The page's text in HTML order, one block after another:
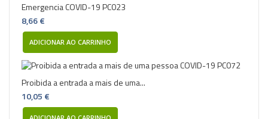
Emergencia COVID-19 PC023
8,66 €
ADICIONAR AO CARRINHO
Proibida a entrada a mais de uma...
10,05 €
ADICIONAR AO CARRINHO